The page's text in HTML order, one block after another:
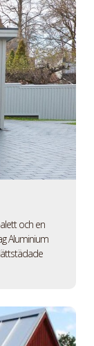
och en
Aluminium